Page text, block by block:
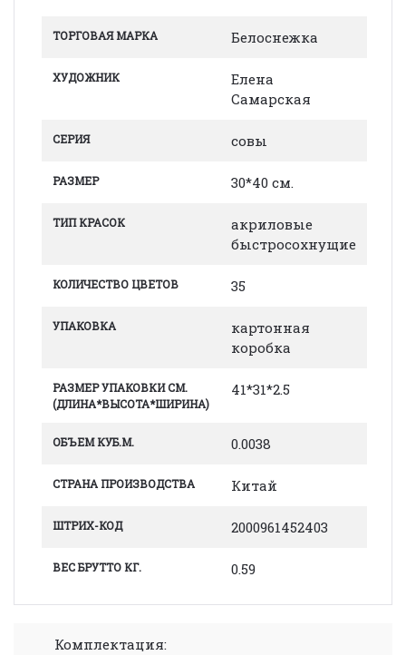
ТОРГОВАЯ МАРКА Белоснежка
ХУДОЖНИК
Елена
Самарская
СЕРИЯ совы
РАЗМЕР 30*40 см.
ТИП КРАСОК
акриловые
быстросохнущие
КОЛИЧЕСТВО ЦВЕТОВ 35
УПАКОВКА
картонная
коробка
РАЗМЕР УПАКОВКИ СМ.
(ДЛИНА*ВЫСОТА*ШИРИНА)
41*31*2.5
ОБЪЕМ КУБ.М. 0.0038
СТРАНА ПРОИЗВОДСТВА Китай
ШТРИХ-КОД 2000961452403
ВЕС БРУТТО КГ. 0.59
Комплектация: